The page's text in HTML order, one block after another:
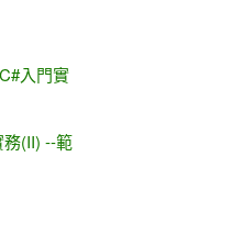
入門實
(II) --範